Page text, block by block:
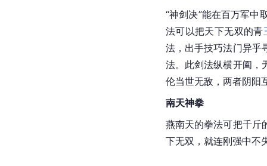
“神剑决”能在百万军中
法可以把天下无双的青
法，出手技巧法门异乎
法。此剑法纵横开阖，
伦当世无敌，两者阴阳
南天神拳
燕南天的拳法可把千斤
下无双，就连刚强中不